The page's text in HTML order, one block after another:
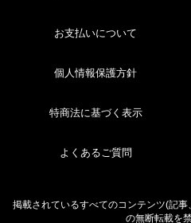
お支払いについて
個人情報保護方針
特商法に基づく表示
よくあるご質問
掲載されているすべてのコンテンツ(記
の無断転載を